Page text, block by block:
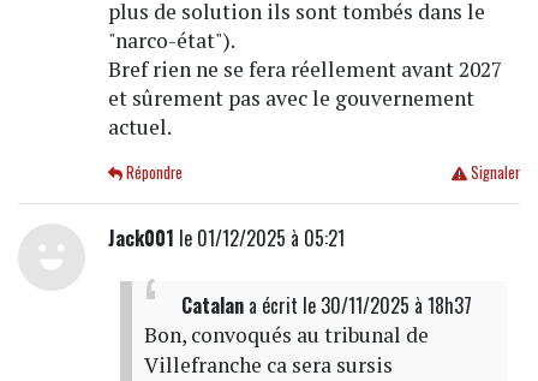
plus de solution ils sont tombés dans le
"narco-état").
Bref rien ne se fera réellement avant 2027
et sûrement pas avec le gouvernement
actuel.
Signaler
Répondre
Jack001 le 01/12/2025 à 05:21
Catalana écrit le 30/11/2025 à 18h37
Bon, convoqués au tribunal de
Villefranche ca sera sursis